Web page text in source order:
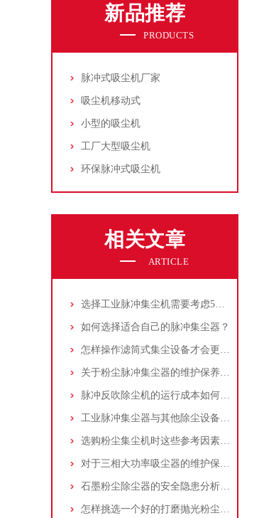
新品推荐
PRODUCTS
脉冲式吸尘机厂家
吸尘机移动式
小型的吸尘机
工厂大型吸尘机
环保脉冲式吸尘机
相关文章
ARTICLE
选择工业脉冲集尘机需要考虑5大因素,你都了解吗?
如何选择适合自己的脉冲集尘器？
怎样操作滤筒式集尘设备才会更安全
关于粉尘脉冲集尘器的维护保养问题
脉冲反吹除尘机的运行成本如何控制和优化？
工业脉冲集尘器与其他除尘设备的比较
选购粉尘集尘机时这些参考因素很重要！
对于三相大功率吸尘器的维护保养，你了解多少
石墨粉尘除尘器的安全隐患分析及应对措施
怎样挑选一个好的打磨抛光粉尘吸尘器